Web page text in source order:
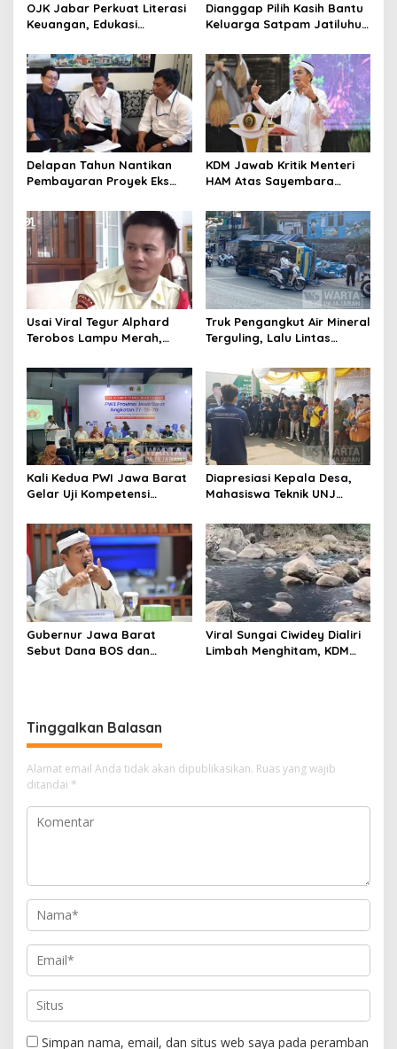
OJK Jabar Perkuat Literasi
Keuangan, Edukasi
Pertumbuhan Ekonomi
Dianggap Pilih Kasih Bantu
Keluarga Satpam Jatiluhur
Penjelasan Dedi Mulyadi
Delapan Tahun Nantikan
Pembayaran Proyek Eks
Tasikmalaya Akui Merugi 3,9
Miliar
KDM Jawab Kritik Menteri
HAM Atas Sayembara
Pelaku Kejahatan
Usai Viral Tegur Alphard
Terobos Lampu Merah,
Jadi Satpam Gedung Sate
Truk Pengangkut Air Mineral
Terguling, Lalu Lintas
Memadat
Kali Kedua PWI Jawa Barat
Gelar Uji Kompetensi
Diapresiasi Kepala Desa,
Mahasiswa Teknik UNJ
Pengelolaan Sampah
Gubernur Jawa Barat
Sebut Dana BOS dan
Viral Sungai Ciwidey Dialiri
Limbah Menghitam, KDM
Tinggalkan Balasan
Alamat email Anda tidak akan dipublikasikan. Ruas yang wajib
ditandai *
Simpan nama, email, dan situs web saya pada peramban